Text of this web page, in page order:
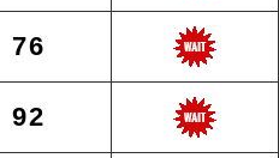
76
92